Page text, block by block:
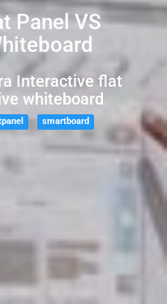
Panel VS
Interactive flat
whiteboard
smartboard